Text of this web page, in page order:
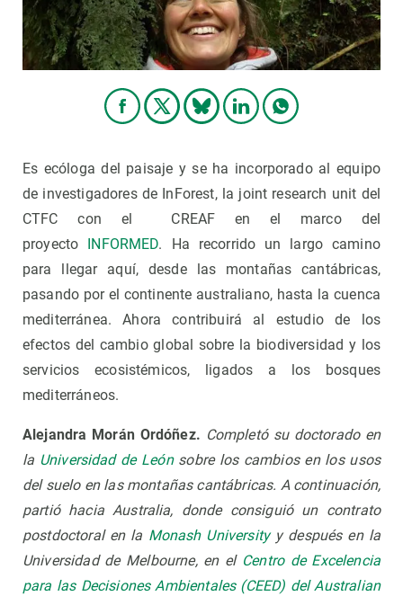
Es ecóloga del paisaje y se ha incorporado al equipo
de investigadores de InForest, la joint research unit del
CTFC con el CREAF en el marco del
proyecto
INFORMED. Ha recorrido un largo camino
para llegar aquí, desde las montañas cantábricas,
pasando por el continente australiano, hasta la cuenca
mediterránea. Ahora contribuirá al estudio de los
efectos del cambio global sobre la biodiversidad y los
servicios ecosistémicos, ligados a los bosques
mediterráneos.
Alejandra Morán Ordóñez. Completó su doctorado en
la Universidad de Leónsobre los cambios en los usos
del suelo en las montañas cantábricas. A continuación,
partió hacia Australia, donde consiguió un contrato
postdoctoral en la Monash Universityy después en la
Universidad de Melbourne, en el Centro de Excelencia
para las Decisiones Ambientales (CEED) del Australian